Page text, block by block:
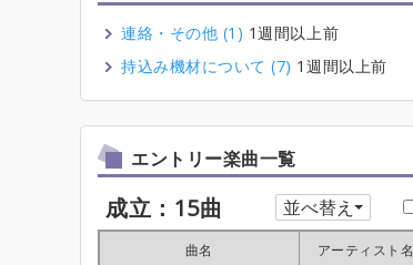
連絡・その他 (1) 1週間以上前
持込み機材について (7) 1週間以上前
エントリー楽曲一覧
成立：15曲 並べ替え
曲名 アーティスト名
曲名 アーティスト名
曲名 アーティスト名
曲名 アーティスト名